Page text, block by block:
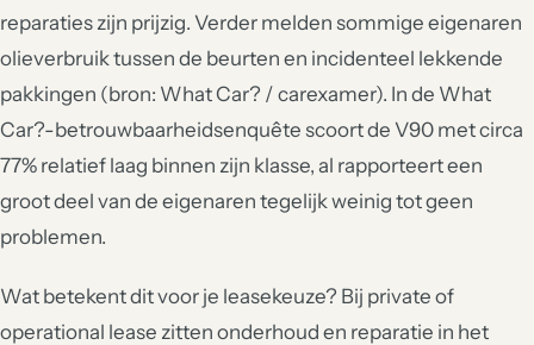
reparaties zijn prijzig. Verder melden sommige eigenaren
olieverbruik tussen de beurten en incidenteel lekkende
pakkingen (bron: What Car? / carexamer). In de What
Car?-betrouwbaarheidsenquête scoort de V90 met circa
77% relatief laag binnen zijn klasse, al rapporteert een
groot deel van de eigenaren tegelijk weinig tot geen
problemen.
Wat betekent dit voor je leasekeuze? Bij private of
operational lease zitten onderhoud en reparatie in het